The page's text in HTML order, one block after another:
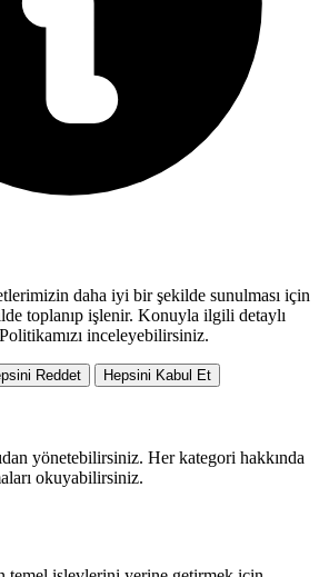
daha iyi bir şekilde sunulması için
toplanıp işlenir. Konuyla ilgili detaylı
inceleyebilirsiniz.
Reddet Hepsini Kabul Et
yönetebilirsiniz. Her kategori hakkında
okuyabilirsiniz.